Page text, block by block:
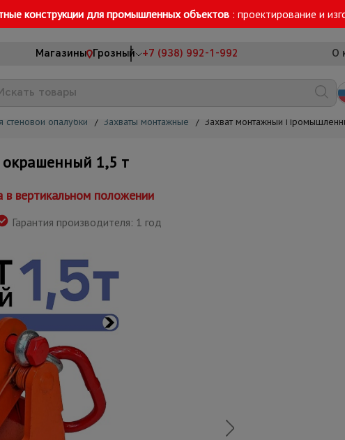
конструкции для промышленных объектов : проектирование и
Магазины Грозный +7 (938) 992-1-992 О
опалубки / Захваты монтажные / Захват монтажный
1,5 т
в вертикальном положении
Гарантия производителя: 1 год